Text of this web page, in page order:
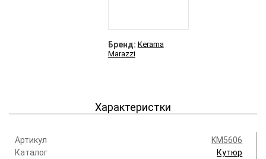
Бренд: Kerama
Marazzi
Характеристки
Артикул
KM5606
Каталог
Кутюр